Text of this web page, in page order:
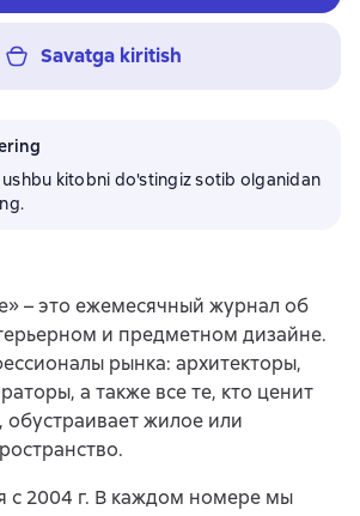
Savatga kiritish
ushbu kitobni do'stingiz sotib olganidan
– это ежемесячный журнал об
и предметном дизайне.
рынка: архитекторы,
а также все те, кто ценит
обустраивает жилое или
с 2004 г. В каждом номере мы